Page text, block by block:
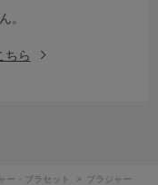
。
ちら
ー・ブラセット >
ブラジャー